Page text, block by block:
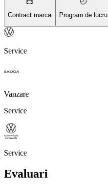
Contract marca Program de lucru
Service
Vanzare
Service
Service
Evaluari